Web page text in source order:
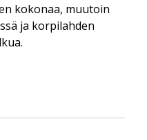
kokonaa, muutoin
ja korpilahden